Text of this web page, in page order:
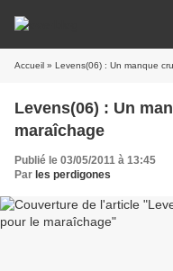
Accueil » Levens(06) : Un manque
Levens(06) : Un
maraîchage
Publié le 03/05/2011 à 13:45
Par les perdigones